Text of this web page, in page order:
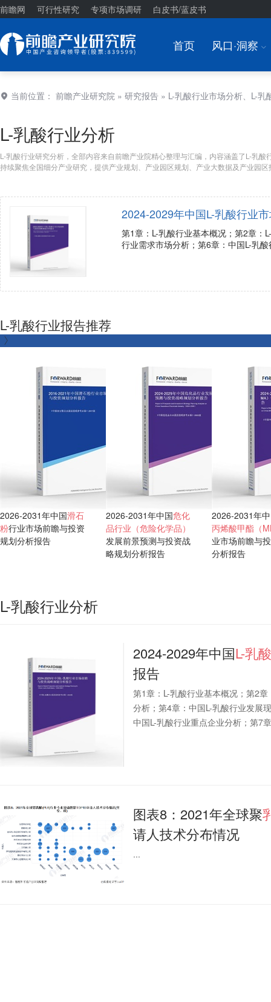
前瞻网 可行性研究 专项市场调研 白皮书/蓝皮书
首页 风口·洞察 I
当前位置： 前瞻产业研究院 » 研究报告 » L-乳酸行业市场分析、L-乳
L-乳酸行业分析
L-乳酸行业研究分析，全部内容来自前瞻产业院精心整理与汇编，内容涵盖了L-乳
持续聚焦全国细分产业研究，提供产业规划、产业园区规划、产业大数据及产业园
2024-2029年中国L-乳酸行业
第1章：L-乳酸行业基本概况；第2章：
行业需求市场分析；第6章：中国L-乳
L-乳酸行业报告推荐
2026-2031年中国滑石
粉行业市场前瞻与投资
规划分析报告
2026-2031年中国危化
品行业（危险化学品）
发展前景预测与投资战
略规划分析报告
2026-2031年
丙烯酸甲酯（
业市场前瞻与
分析报告
L-乳酸行业分析
2024-2029年中国L-乳酸
报告
第1章：L-乳酸行业基本概况；第2
分析；第4章：中国L-乳酸行业发展
中国L-乳酸行业重点企业分析；第7
图表8：2021年全球聚
请人技术分布情况
...